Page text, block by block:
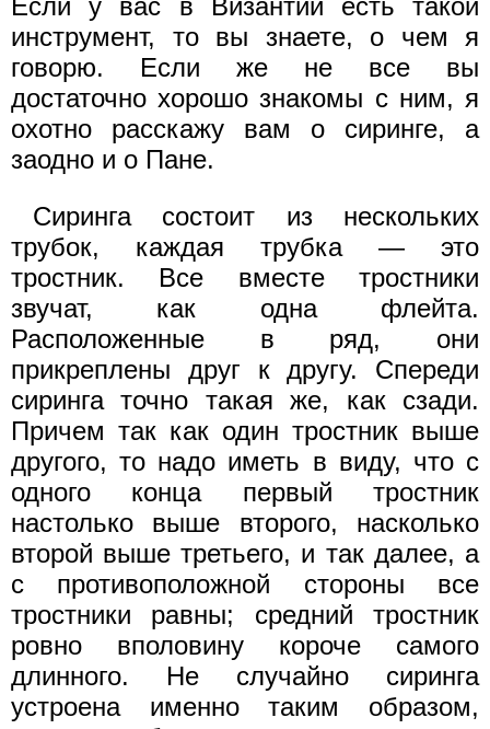
инструмент, то вы знаете, о чем я
говорю. Если же не все вы
достаточно хорошо знакомы с ним, я
охотно расскажу вам о сиринге, а
заодно и о Пане.
Сиринга состоит из нескольких
трубок, каждая трубка — это
тростник. Все вместе тростники
звучат, как одна флейта.
Расположенные в ряд, они
прикреплены друг к другу. Спереди
сиринга точно такая же, как сзади.
Причем так как один тростник выше
другого, то надо иметь в виду, что с
одного конца первый тростник
настолько выше второго, насколько
второй выше третьего, и так далее, а
с противоположной стороны все
тростники равны; средний тростник
ровно вполовину короче самого
длинного. Не случайно сиринга
устроена именно таким образом,